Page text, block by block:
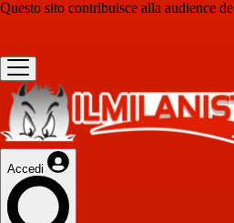
Questo sito contribuisce alla audience de
Accedi